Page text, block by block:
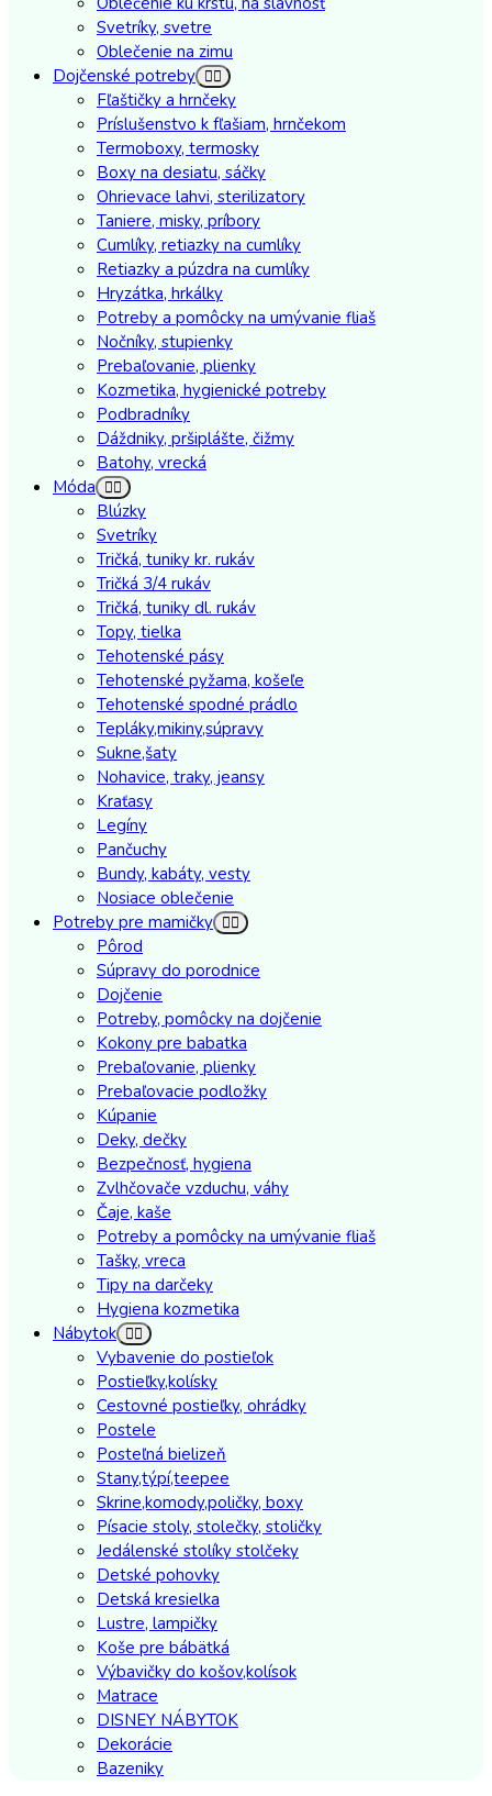
Svetríky, svetre
Oblečenie na zimu
Dojčenské potreby
Fľaštičky a hrnčeky
Príslušenstvo k fľašiam, hrnčekom
Termoboxy, termosky
Boxy na desiatu, sáčky
Ohrievace lahvi, sterilizatory
Taniere, misky, príbory
Cumlíky, retiazky na cumlíky
Retiazky a púzdra na cumlíky
Hryzátka, hrkálky
Potreby a pomôcky na umývanie fliaš
Nočníky, stupienky
Prebaľovanie, plienky
Kozmetika, hygienické potreby
Podbradníky
Dáždniky, pršiplášte, čižmy
Batohy, vrecká
Móda
Blúzky
Svetríky
Tričká, tuniky kr. rukáv
Tričká 3/4 rukáv
Tričká, tuniky dl. rukáv
Topy, tielka
Tehotenské pásy
Tehotenské pyžama, košeľe
Tehotenské spodné prádlo
Tepláky,mikiny,súpravy
Sukne,šaty
Nohavice, traky, jeansy
Kraťasy
Legíny
Pančuchy
Bundy, kabáty, vesty
Nosiace oblečenie
Potreby pre mamičky
Pôrod
Súpravy do porodnice
Dojčenie
Potreby, pomôcky na dojčenie
Kokony pre babatka
Prebaľovanie, plienky
Prebaľovacie podložky
Kúpanie
Deky, dečky
Bezpečnosť, hygiena
Zvlhčovače vzduchu, váhy
Čaje, kaše
Potreby a pomôcky na umývanie fliaš
Tašky, vreca
Tipy na darčeky
Hygiena kozmetika
Nábytok
Vybavenie do postieľok
Postieľky,kolísky
Cestovné postieľky, ohrádky
Postele
Posteľná bielizeň
Stany,týpí,teepee
Skrine,komody,poličky, boxy
Písacie stoly, stolečky, stoličky
Jedálenské stolíky stolčeky
Detské pohovky
Detská kresielka
Lustre, lampičky
Koše pre bábätká
Výbavičky do košov,kolísok
Matrace
DISNEY NÁBYTOK
Dekorácie
Bazeniky